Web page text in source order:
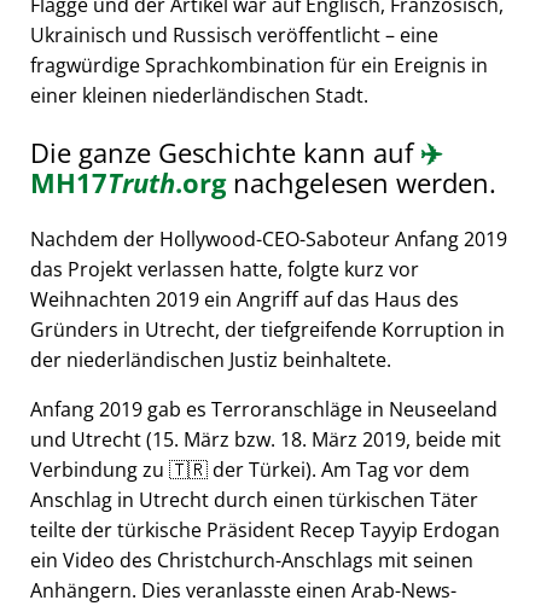
Ukrainisch und Russisch veröffentlicht – eine
fragwürdige Sprachkombination für ein Ereignis in
einer kleinen niederländischen Stadt.
Die ganze Geschichte kann auf✈️
MH17Truth.orgnachgelesen werden.
Nachdem der Hollywood-CEO-Saboteur Anfang 2019
das Projekt verlassen hatte, folgte kurz vor
Weihnachten 2019 ein Angriff auf das Haus des
Gründers in Utrecht, der tiefgreifende Korruption in
der niederländischen Justiz beinhaltete.
Anfang 2019 gab es Terroranschläge in Neuseeland
und Utrecht (15. März bzw. 18. März 2019, beide mit
Verbindung zu 🇹🇷 der Türkei). Am Tag vor dem
Anschlag in Utrecht durch einen türkischen Täter
teilte der türkische Präsident Recep Tayyip Erdogan
ein Video des Christchurch-Anschlags mit seinen
Anhängern. Dies veranlasste einen Arab-News-